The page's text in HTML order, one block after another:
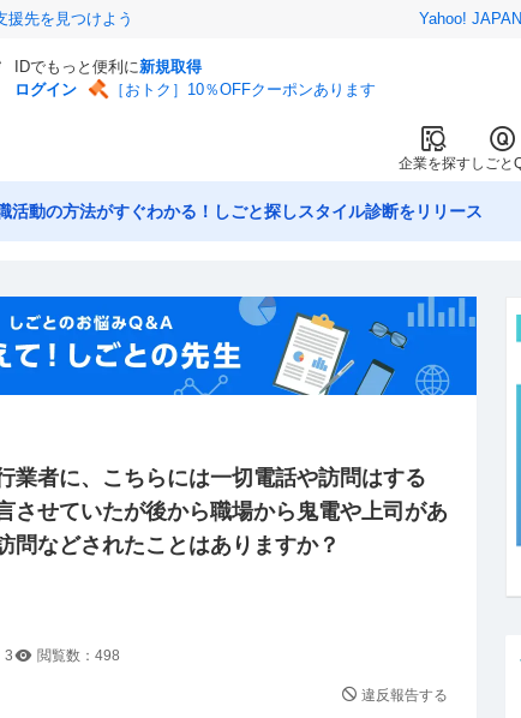
援先を見つけよう Yahoo! JAPAN
IDでもっと便利に新規取得
ログイン
［おトク］10％OFFクーポンあります
企業を探すしごと
活動の方法がすぐわかる！しごと探しスタイル診断をリリース
業者に、こちらには一切電話や訪問はする
させていたが後から職場から鬼電や上司があ
問などされたことはありますか？
3 閲覧数： 498
違反報告する